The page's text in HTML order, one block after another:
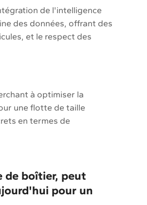
de l'intelligence
des données, offrant des
et le respect des
à optimiser la
une flotte de taille
en termes de
de boîtier, peut
pour un